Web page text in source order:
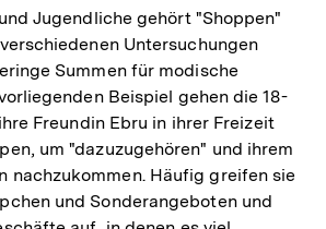
Jugendliche gehört "Shoppen"
Untersuchungen
Summen für modische
Beispiel gehen die 18-
Freundin Ebru in ihrer Freizeit
um "dazuzugehören" und ihrem
nachzukommen. Häufig greifen sie
und Sonderangeboten und